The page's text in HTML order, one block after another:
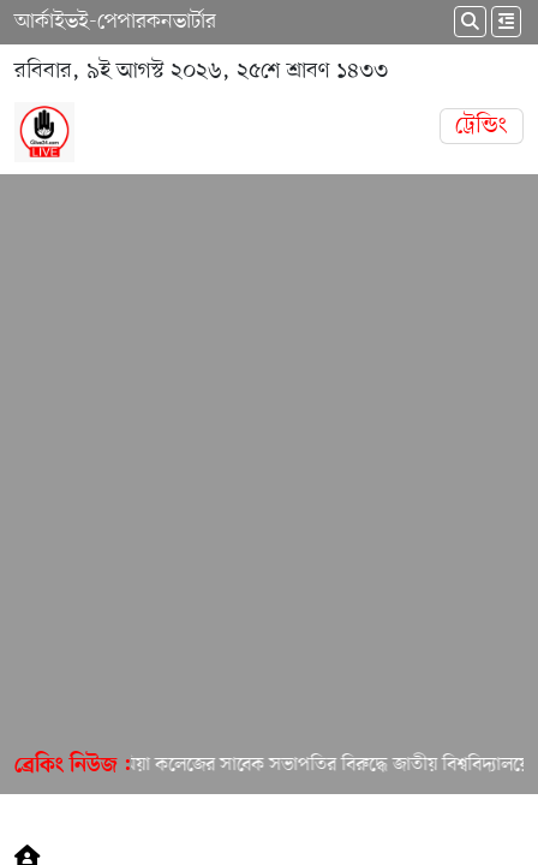
আর্কাইভই-পেপারকনভার্টার
রবিবার, ৯ই আগস্ট ২০২৬, ২৫শে শ্রাবণ ১৪৩৩
ট্রেন্ডিং
ব্রেকিং নিউজ :
ইসলামিয়া কলেজের সাবেক সভাপতির বিরুদ্ধে জাতীয় বিশ্ববিদ্যালয়ে